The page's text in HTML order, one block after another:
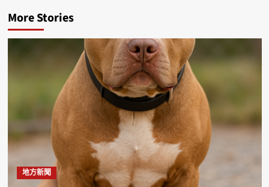
More Stories
地方新聞